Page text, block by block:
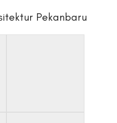
Pekanbaru